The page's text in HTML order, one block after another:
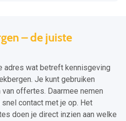
– de juiste
adres wat betreft kennisgeving
Je kunt gebruiken
van offertes. Daarmee nemen
contact met je op. Het
doen je direct inzien aan welke